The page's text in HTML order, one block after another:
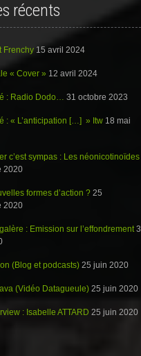
récents
Frenchy 15 avril 2024
« Cover » 12 avril 2024
: Radio Dodo… 31 octobre 2023
: « L’anticipation […] » Itw 18 mai
c’est sympas : Les néonicotinoïdes
2020
formes d’action ? 25
2020
: Emission sur l’effondrement 3
(Blog et podcasts) 25 juin 2020
(Vidéo Datagueule) 25 juin 2020
: Isabelle ATTARD 25 juin 2020